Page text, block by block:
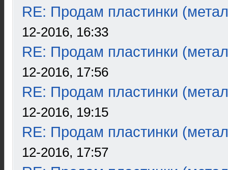
RE: Продам пластинки
12-2016, 16:33
RE: Продам пластинки
12-2016, 17:56
RE: Продам пластинки
12-2016, 19:15
RE: Продам пластинки
12-2016, 17:57